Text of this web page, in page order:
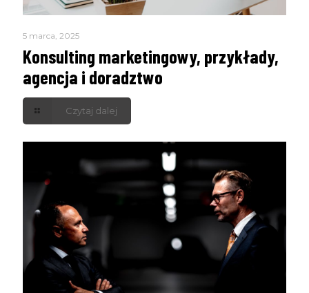
5 marca, 2025
Konsulting marketingowy, przykłady,
agencja i doradztwo
Czytaj dalej